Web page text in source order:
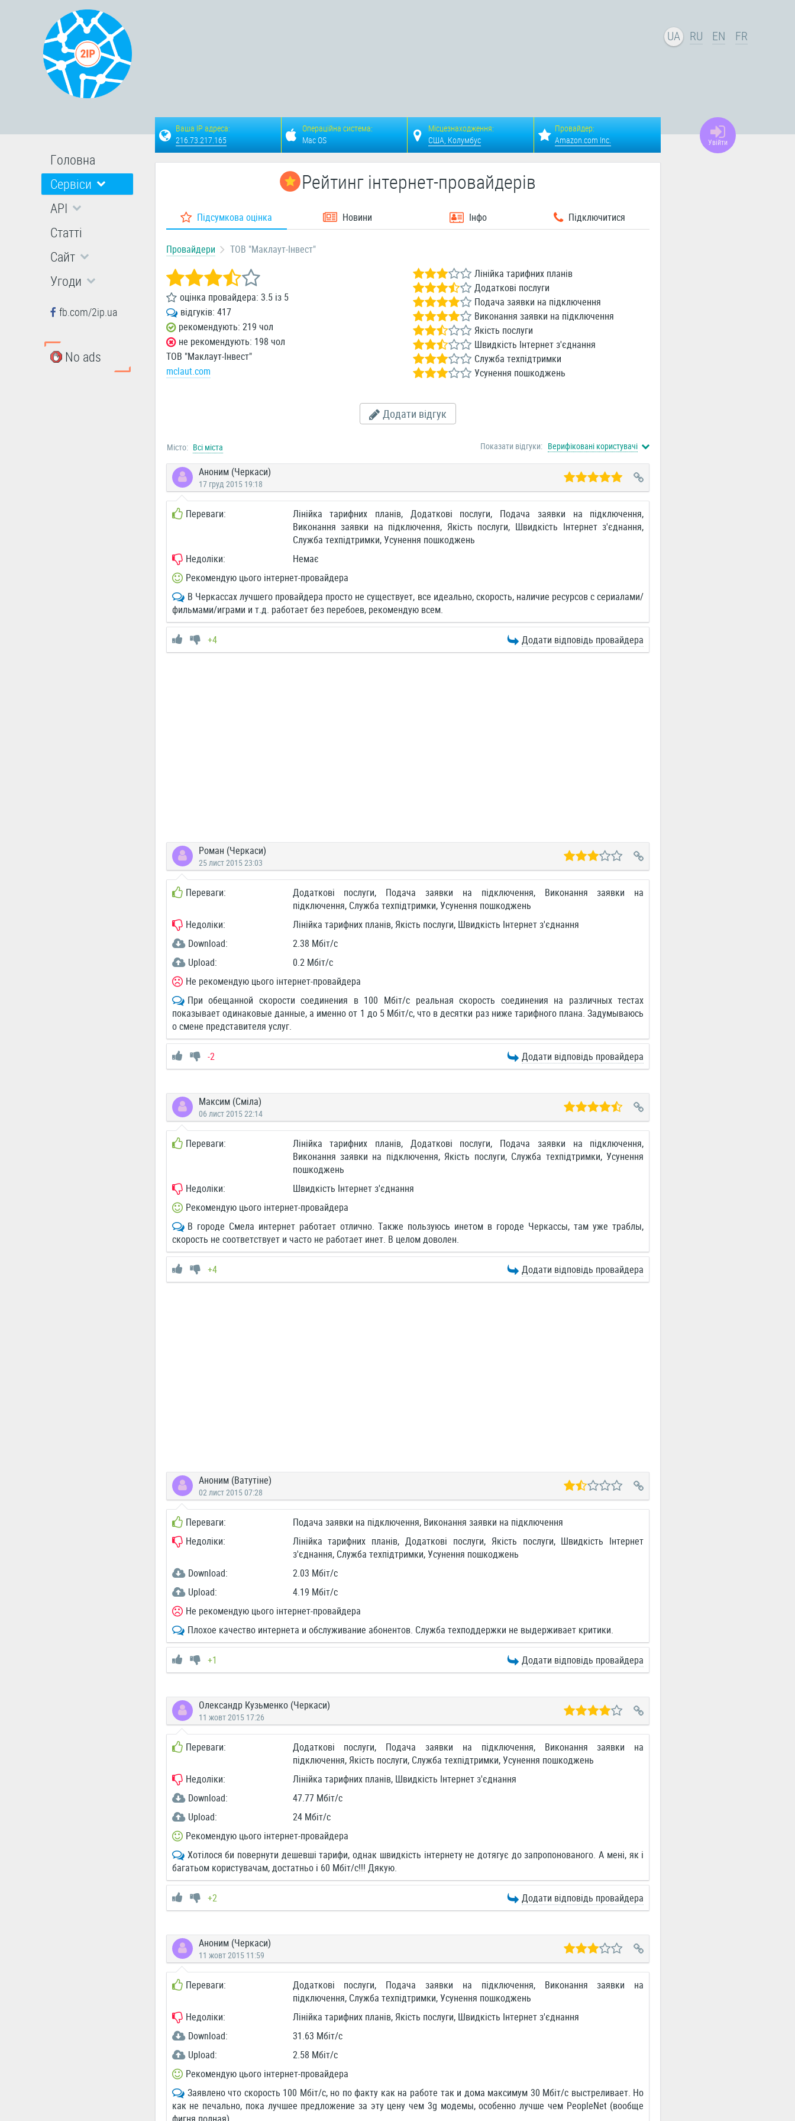
UA RU EN FR
Головна
Сервіси
API
Статті
Сайт
Угоди
fb.com/2ip.ua
No ads
Увійти
Ваша IP адреса:
216.73.217.165
Операційна система:
Mac OS
Місцезнаходження:
США, Колумбус
Провайдер:
Amazon.com Inc.
Рейтинг інтернет-провайдерів
Підсумкова оцінка Новини Інфо Підключитися
Провайдери ТОВ "Маклаут-Інвест"
оцінка провайдера: 3.5із 5
відгуків: 417
рекомендують: 219 чол
не рекомендують: 198 чол
ТОВ "Маклаут-Інвест"
mclaut.com
Лінійка тарифних планів
Додаткові послуги
Подача заявки на підключення
Виконання заявки на підключення
Якість послуги
Швидкість Інтернет з'єднання
Служба техпідтримки
Усунення пошкоджень
Додати відгук
Місто: Всі міста Показати відгуки: Верифіковані користувачі
Аноним (Черкаси)
17 груд 2015 19:18
Переваги:
Лінійка тарифних планів, Додаткові послуги, Подача заявки на підключення,
Виконання заявки на підключення, Якість послуги, Швидкість Інтернет з'єднання,
Служба техпідтримки, Усунення пошкоджень
Недоліки:
Немає
Рекомендую цього інтернет-провайдера
В Черкассах лучшего провайдера просто не существует, все идеально, скорость, наличие ресурсов с сериалами/
фильмами/играми и т.д. работает без перебоев, рекомендую всем.
+4 Додати відповідь провайдера
Роман (Черкаси)
25 лист 2015 23:03
Переваги:
Додаткові послуги, Подача заявки на підключення, Виконання заявки на
підключення, Служба техпідтримки, Усунення пошкоджень
Недоліки:
Лінійка тарифних планів, Якість послуги, Швидкість Інтернет з'єднання
Download:
2.38 Мбіт/c
Upload:
0.2 Мбіт/c
Не рекомендую цього інтернет-провайдера
При обещанной скорости соединения в 100 Мбіт/с реальная скорость соединения на различных тестах
показывает одинаковые данные, а именно от 1 до 5 Мбіт/с, что в десятки раз ниже тарифного плана. Задумываюсь
о смене представителя услуг.
-2 Додати відповідь провайдера
Максим (Сміла)
06 лист 2015 22:14
Переваги:
Лінійка тарифних планів, Додаткові послуги, Подача заявки на підключення,
Виконання заявки на підключення, Якість послуги, Служба техпідтримки, Усунення
пошкоджень
Недоліки:
Швидкість Інтернет з'єднання
Рекомендую цього інтернет-провайдера
В городе Смела интернет работает отлично. Также пользуюсь инетом в городе Черкассы, там уже траблы,
скорость не соответствует и часто не работает инет. В целом доволен.
+4 Додати відповідь провайдера
Аноним (Ватутіне)
02 лист 2015 07:28
Переваги:
Подача заявки на підключення, Виконання заявки на підключення
Недоліки:
Лінійка тарифних планів, Додаткові послуги, Якість послуги, Швидкість Інтернет
з'єднання, Служба техпідтримки, Усунення пошкоджень
Download:
2.03 Мбіт/c
Upload:
4.19 Мбіт/c
Не рекомендую цього інтернет-провайдера
Плохое качество интернета и обслуживание абонентов. Служба техподдержки не выдерживает критики.
+1 Додати відповідь провайдера
Олександр Кузьменко (Черкаси)
11 жовт 2015 17:26
Переваги:
Додаткові послуги, Подача заявки на підключення, Виконання заявки на
підключення, Якість послуги, Служба техпідтримки, Усунення пошкоджень
Недоліки:
Лінійка тарифних планів, Швидкість Інтернет з'єднання
Download:
47.77 Мбіт/c
Upload:
24 Мбіт/c
Рекомендую цього інтернет-провайдера
Хотілося би повернути дешевші тарифи, однак швидкість інтернету не дотягує до запропонованого. А мені, як і
багатьом користувачам, достатньо і 60 Мбіт/с!!! Дякую.
+2 Додати відповідь провайдера
Аноним (Черкаси)
11 жовт 2015 11:59
Переваги:
Додаткові послуги, Подача заявки на підключення, Виконання заявки на
підключення, Служба техпідтримки, Усунення пошкоджень
Недоліки:
Лінійка тарифних планів, Якість послуги, Швидкість Інтернет з'єднання
Download:
31.63 Мбіт/c
Upload:
2.58 Мбіт/c
Рекомендую цього інтернет-провайдера
Заявлено что скорость 100 Мбіт/с, но по факту как на работе так и дома максимум 30 Мбіт/с выстреливает. Но
как не печально, пока лучшее предложение за эту цену чем 3g модемы, особенно лучше чем PeopleNet (вообще